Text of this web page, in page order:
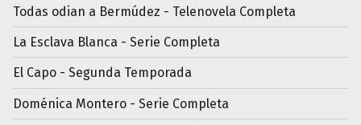
Todas odian a Bermúdez - Telenovela Completa
La Esclava Blanca - Serie Completa
El Capo - Segunda Temporada
Doménica Montero - Serie Completa